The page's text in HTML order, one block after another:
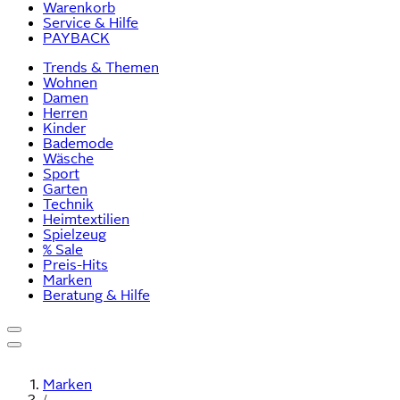
Warenkorb
Service & Hilfe
PAYBACK
Trends & Themen
Wohnen
Damen
Herren
Kinder
Bademode
Wäsche
Sport
Garten
Technik
Heimtextilien
Spielzeug
% Sale
Preis-Hits
Marken
Beratung & Hilfe
Marken